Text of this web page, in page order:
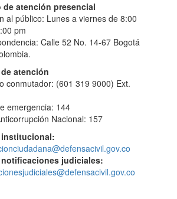
de atención presencial
al público: Lunes a viernes de 8:00
pm
Calle 52 No. 14-67 Bogotá
atención
conmutador: (601 319 9000) Ext.
emergencia: 144
Nacional: 157
institucional:
notificaciones judiciales: